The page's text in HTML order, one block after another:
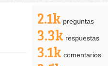
2.1k preguntas
3.3k respuestas
3.1k comentarios